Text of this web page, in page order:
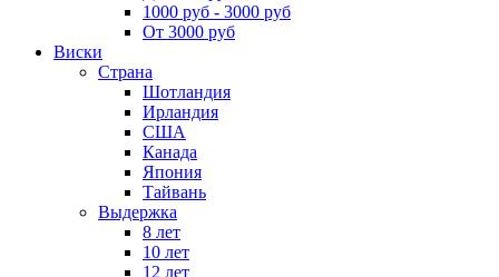
1000 руб - 3000 руб
От 3000 руб
Виски
Страна
Шотландия
Ирландия
США
Канада
Япония
Тайвань
Выдержка
8 лет
10 лет
12 лет